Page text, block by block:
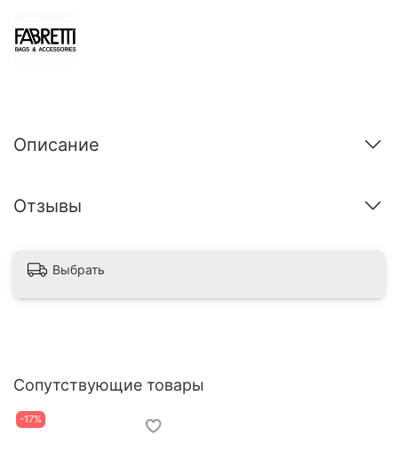
Описание
Отзывы
Выбрать
Сопутствующие товары
-17%